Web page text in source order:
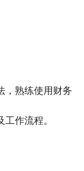
，熟练使用财务
作流程。